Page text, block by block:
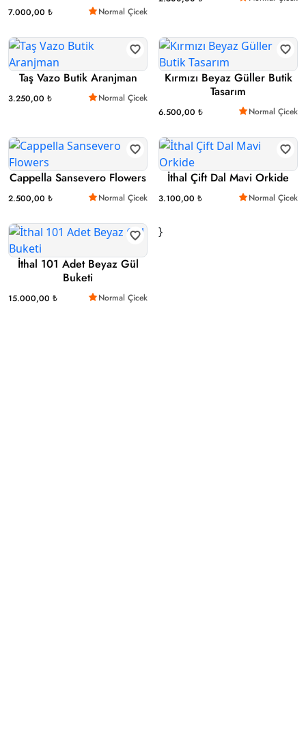
7.000,00 ₺ Normal Çicek
Taş Vazo Butik Aranjman
3.250,00 ₺ Normal Çicek
Kırmızı Beyaz Güller Butik
Tasarım
6.500,00 ₺ Normal Çicek
Cappella Sansevero Flowers
2.500,00 ₺ Normal Çicek
İthal Çift Dal Mavi Orkide
3.100,00 ₺ Normal Çicek
İthal 101 Adet Beyaz Gül
Buketi
15.000,00 ₺ Normal Çicek
}